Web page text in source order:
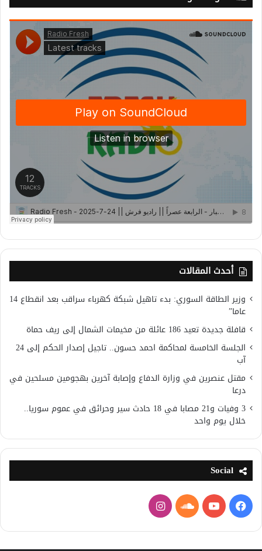
أحدث المقالات
وزير الطاقة السوري: بدء تاهيل شبكة كهرباء سراقب بعد انقطاع 14
عاما”
قافلة جديدة تعيد 186 عائلة من مخيمات الشمال إلى ريف حماة
الجلسة الخامسة لمحاكمة احمد حسون.. تاجيل إصدار الحكم إلى 24
آب
مقتل عنصرين في وزارة الدفاع وإصابة آخرين بهجومين مسلحين في
درعا
3 وفيات و21 مصابا في 18 حادث سير وحرائق في عموم سوريا..
خلال يوم واحد
Social
فيسبوكيوتيوبساوند
كلاود
انستقرام